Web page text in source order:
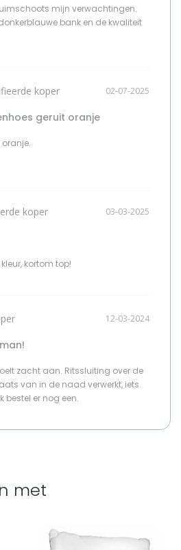
mijn verwachtingen.
bank en de kwaliteit
02-07-2025
geruit oranje
oranje.
03-03-2025
kortom top!
12-03-2024
zacht aan. Ritssluiting over de
van in de naad verwerkt, iets
bestel er nog een.
met